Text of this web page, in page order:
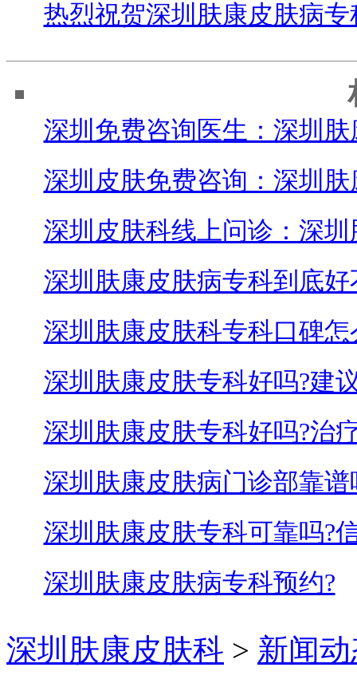
热烈祝贺深圳肤康皮肤病专
深圳免费咨询医生：深圳肤
深圳皮肤免费咨询：深圳肤
深圳皮肤科线上问诊：深圳
深圳肤康皮肤病专科到底好
深圳肤康皮肤科专科口碑怎
深圳肤康皮肤专科好吗?建
深圳肤康皮肤专科好吗?治
深圳肤康皮肤病门诊部靠谱
深圳肤康皮肤专科可靠吗?
深圳肤康皮肤病专科预约?
深圳肤康皮肤科 > 新闻